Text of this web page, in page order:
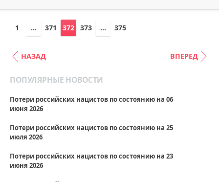
1 ... 371 372 373 ... 375
НАЗАД ВПЕРЕД
ПОПУЛЯРНЫЕ НОВОСТИ
Потери российских нацистов по состоянию на 06
июня 2026
Потери российских нацистов по состоянию на 25
июля 2026
Потери российских нацистов по состоянию на 23
июня 2026